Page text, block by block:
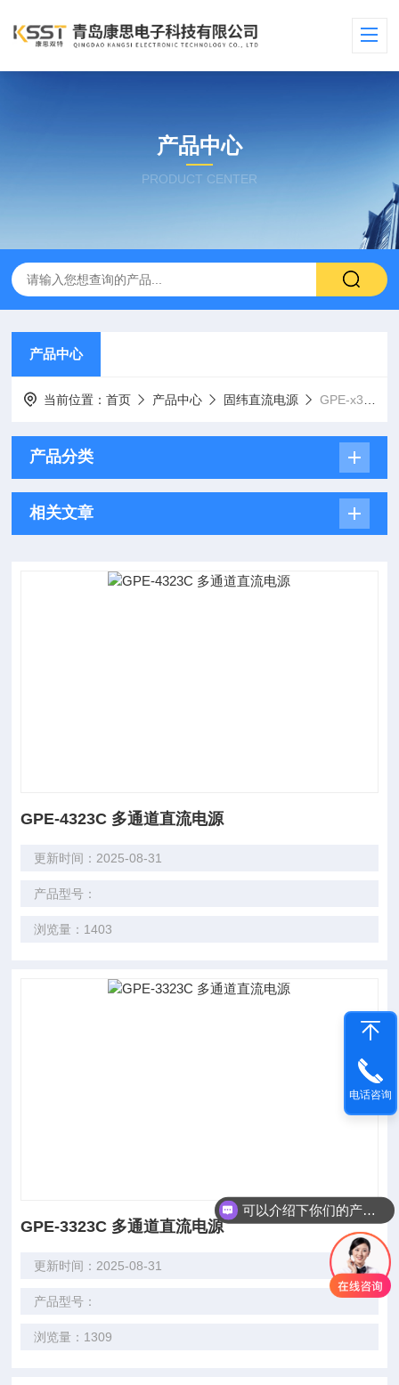
产品中心
PRODUCT CENTER
产品中心
当前位置：首页 产品中心 固纬直流电源 GPE-x323C系列（线性）单通道直流电源
产品分类
相关文章
GPE-4323C 多通道直流电源
更新时间：2025-08-31
产品型号：
浏览量：1403
GPE-3323C 多通道直流电源
更新时间：2025-08-31
产品型号：
浏览量：1309
电话咨询
可以介绍下你们的产品么